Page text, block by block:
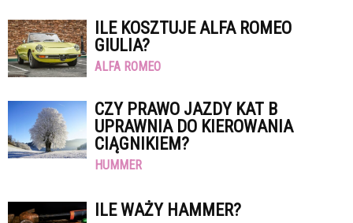
ILE KOSZTUJE ALFA ROMEO
GIULIA?
ALFA ROMEO
CZY PRAWO JAZDY KAT B
UPRAWNIA DO KIEROWANIA
CIĄGNIKIEM?
HUMMER
ILE WAŻY HAMMER?